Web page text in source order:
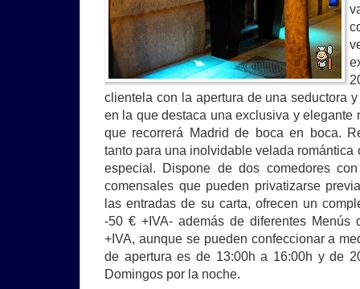
clientela con la apertura de una seductora
en la que destaca una exclusiva y elegante
que recorrerá Madrid de boca en boca.
tanto para una inolvidable velada romántica
especial. Dispone de dos comedores
comensales que pueden privatizarse
las entradas de su carta, ofrecen un
-50 € +IVA- además de diferentes
+IVA, aunque se pueden confeccionar a
de apertura es de 13:00h a 16:00h y de
Domingos por la noche.